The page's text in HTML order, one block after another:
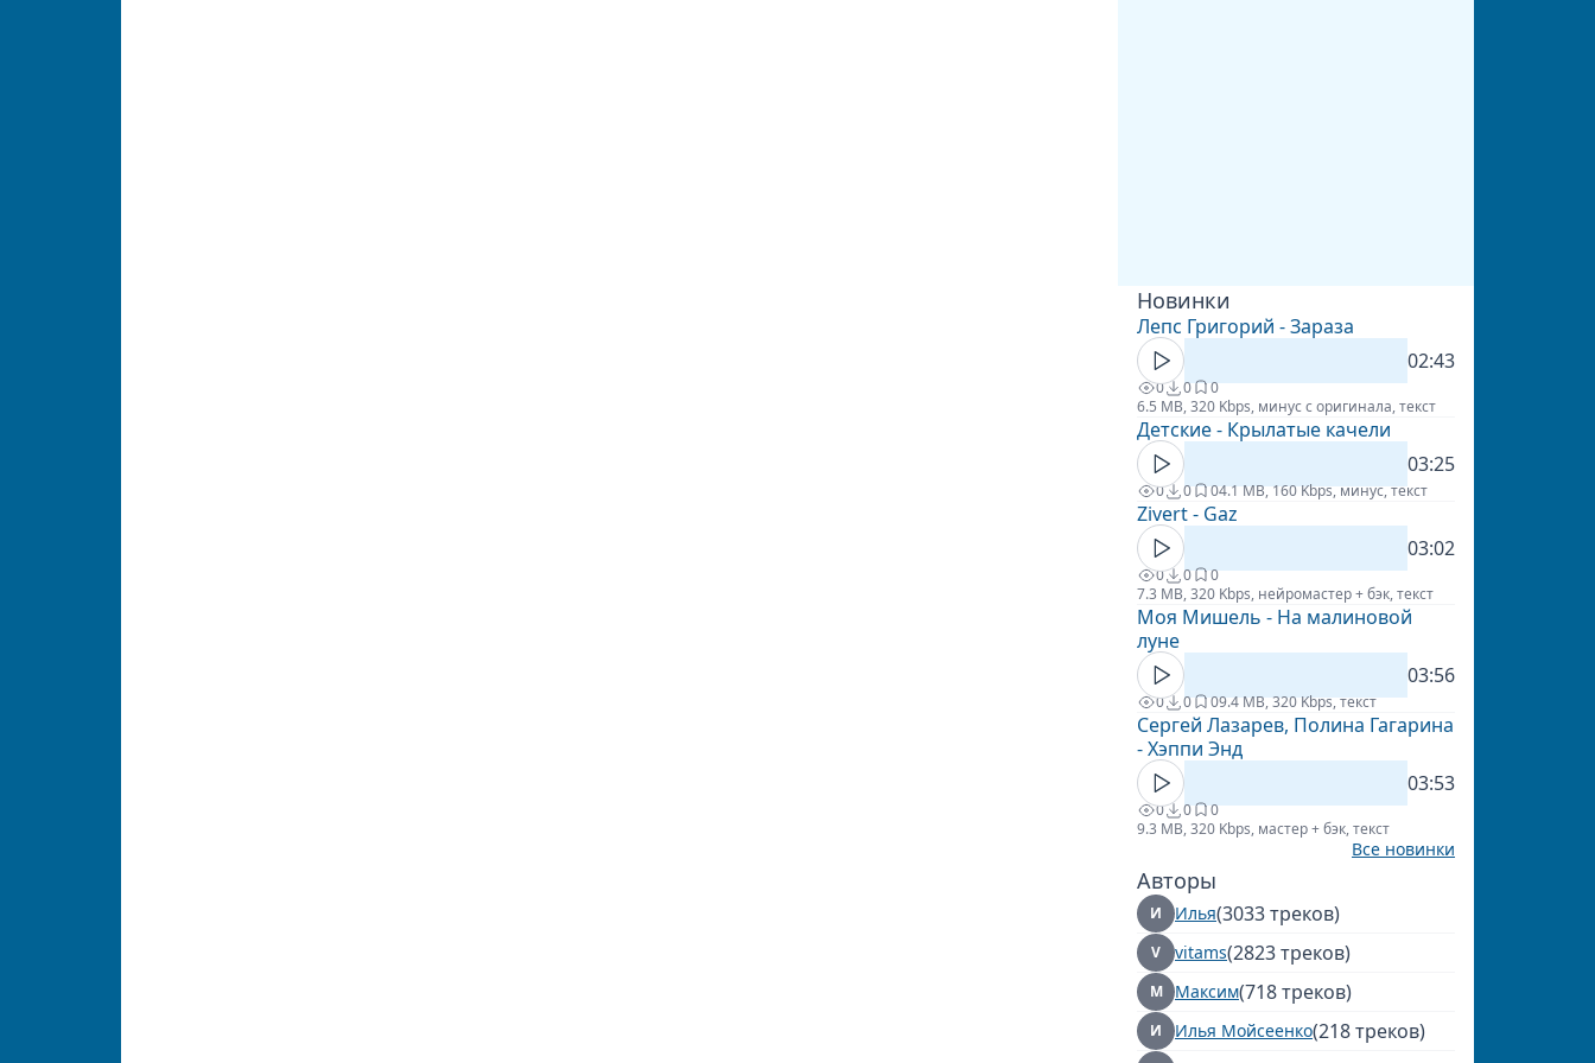
Новинки
Лепс Григорий - Зараза
02:43
0 0
0
6.5 MB, 320 Kbps, минус с оригинала, текст
Детские - Крылатые качели
03:25
0 0 04.1 MB, 160 Kbps, минус, текст
Zivert - Gaz
03:02
0 0
0
7.3 MB, 320 Kbps, нейромастер + бэк, текст
Моя Мишель - На малиновой
луне
03:56
0 0 09.4 MB, 320 Kbps, текст
Сергей Лазарев, Полина Гагарина
- Хэппи Энд
03:53
0 0
0
9.3 MB, 320 Kbps, мастер + бэк, текст
Все новинки
Авторы
И Илья(3033 треков)
V vitams(2823 треков)
М Максим(718 треков)
И Илья Мойсеенко(218 треков)